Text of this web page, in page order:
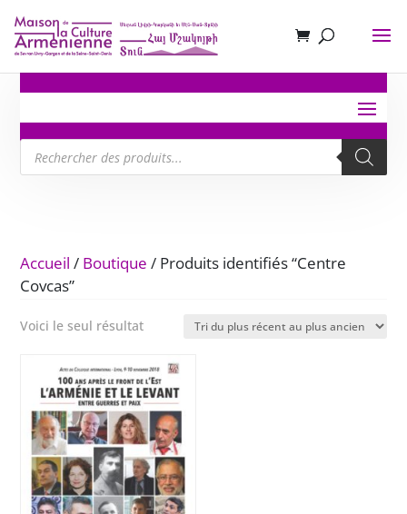
Recherche
de
produits
Accueil / Boutique / Produits identifiés “Centre
Covcas”
Voici le seul résultat